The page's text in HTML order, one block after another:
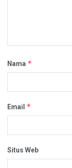
Nama *
Email *
Situs Web